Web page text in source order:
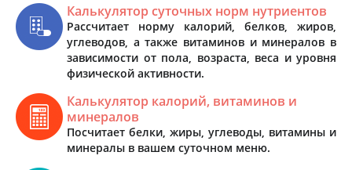
Калькулятор суточных норм нутриентов
Рассчитает норму калорий, белков, жиров,
углеводов, а также витаминов и минералов в
зависимости от пола, возраста, веса и уровня
физической активности.
Калькулятор калорий, витаминов и
минералов
Посчитает белки, жиры, углеводы, витамины и
минералы в вашем суточном меню.